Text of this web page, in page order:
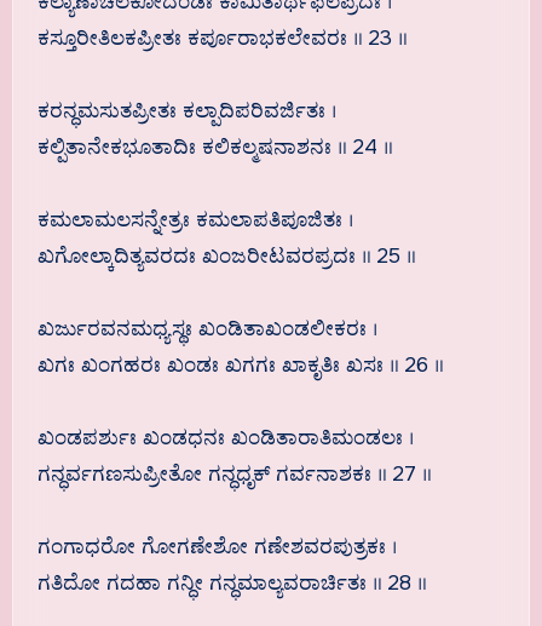
ಕಸ್ತೂರೀತಿಲಕಪ್ರೀತಃ ಕರ್ಪೂರಾಭಕಲೇವರಃ ॥ 23 ॥
ಕರನ್ಧಮಸುತಪ್ರೀತಃ ಕಲ್ಪಾದಿಪರಿವರ್ಜಿತಃ ।
ಕಲ್ಪಿತಾನೇಕಭೂತಾದಿಃ ಕಲಿಕಲ್ಮಷನಾಶನಃ ॥ 24 ॥
ಕಮಲಾಮಲಸನ್ನೇತ್ರಃ ಕಮಲಾಪತಿಪೂಜಿತಃ ।
ಖಗೋಲ್ಕಾದಿತ್ಯವರದಃ ಖಂಜರೀಟವರಪ್ರದಃ ॥ 25 ॥
ಖರ್ಜುರವನಮಧ್ಯಸ್ಥಃ ಖಂಡಿತಾಖಂಡಲೀಕರಃ ।
ಖಗಃ ಖಂಗಹರಃ ಖಂಡಃ ಖಗಗಃ ಖಾಕೃತಿಃ ಖಸಃ ॥ 26 ॥
ಖಂಡಪರ್ಶುಃ ಖಂಡಧನಃ ಖಂಡಿತಾರಾತಿಮಂಡಲಃ ।
ಗನ್ಧರ್ವಗಣಸುಪ್ರೀತೋ ಗನ್ಧಧೃಕ್ ಗರ್ವನಾಶಕಃ ॥ 27 ॥
ಗಂಗಾಧರೋ ಗೋಗಣೇಶೋ ಗಣೇಶವರಪುತ್ರಕಃ ।
ಗತಿದೋ ಗದಹಾ ಗನ್ಧೀ ಗನ್ಧಮಾಲ್ಯವರಾರ್ಚಿತಃ ॥ 28 ॥